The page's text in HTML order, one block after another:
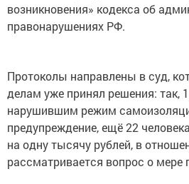
возникновения» кодекса об
правонарушениях РФ.
Протоколы направлены в суд,
делам уже принял решения: так,
нарушившим режим
предупреждение, ещё 22
на одну тысячу рублей, в
рассматривается вопрос о мере